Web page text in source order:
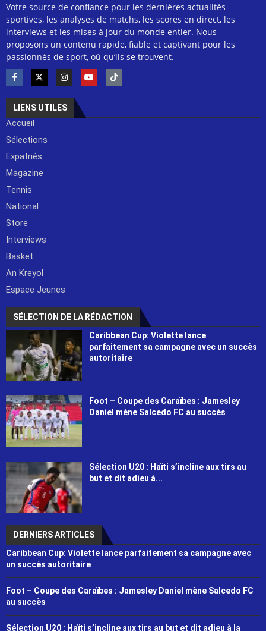
Votre source de confiance pour les dernières actualités
sportives, les analyses de matchs, les scores en direct, les
interviews et les mises à jour du monde entier. Nous
proposons un contenu rapide, fiable et captivant pour les
passionnés de sport, où qu’ils se trouvent.
LIENS UTILES
Accueil
Sélections
Expatriés
Magazine
Tennis
National
Store
Interviews
Basket
An Kreyol
Espace Jeunes
SÉLECTION DE LA RÉDACTION
Caribbean Cup: Violette lance
parfaitement sa campagne avec un succès
autoritaire
Foot – Coupe des Caraïbes : Jamesley
Daniel mène Salcedo FC au succès
Sélection U20 : Haïti s’incline aux tirs au
but et dit adieu à...
DERNIERS ARTICLES
Caribbean Cup: Violette lance parfaitement sa campagne avec
un succès autoritaire
Foot – Coupe des Caraïbes : Jamesley Daniel mène Salcedo FC
au succès
Sélection U20 : Haïti s’incline aux tirs au but et dit adieu à la